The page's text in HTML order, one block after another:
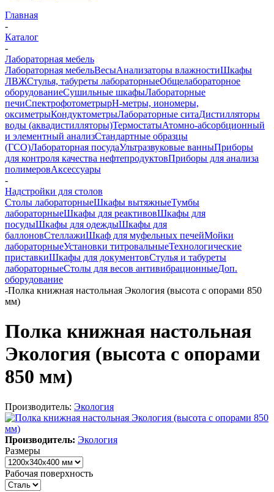
Главная
-
Каталог
-
Лабораторная мебель
Лабораторная мебельВесыАнализаторы влажностиШкафы
ЛВЖСтулья, табуреты лабораторныеОбщелабораторное
оборудованиеСушильные шкафыЛабораторные
печиСпектрофотометрыpH-метры, иономеры,
оксиметрыКондуктометрыЛабораторные ситаДистилляторы
воды (аквадистилляторы)ТермостатыАтомно-абсорбционный
и элементный анализСтандартные образцы
(ГСО)Лабораторная посудаУльтразвуковые ванныПриборы
для контроля качества нефтепродуктовПриборы для анализа
полимеровАксессуары
-
Надстройки для столов
Столы лабораторныеШкафы вытяжныеТумбы
лабораторныеШкафы для реактивовШкафы для
посудыШкафы для одеждыШкафы для
баллоновСтеллажиШкаф для муфельных печейМойки
лабораторныеУстановки титровальныеТехнологические
приставкиШкафы для документовСтулья и табуреты
лабораторныеСтолы для весов антивибрационныеДоп.
оборудование
-Полка книжная настольная Экология (высота с опорами 850
мм)
Полка книжная настольная
Экология (высота с опорами
850 мм)
Производитель: Экология
Производитель: Экология
Размеры
Рабочая поверхность